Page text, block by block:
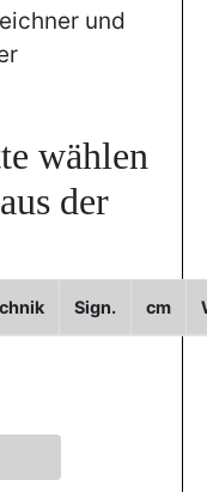
und
wählen
der
Sign. cm